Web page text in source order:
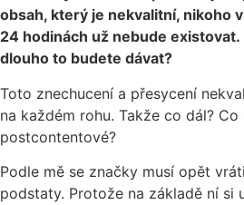
obsah, který je nekvalitní, nikoho
24 hodinách už nebude existovat.
dlouho to budete dávat?
Toto znechucení a přesycení
na každém rohu. Takže co dál?
postcontentové?
Podle mě se značky musí opět
podstaty. Protože na základě ní si